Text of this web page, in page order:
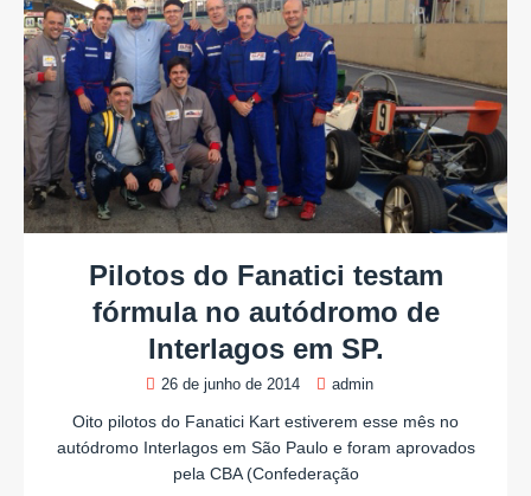
Pilotos do Fanatici testam
fórmula no autódromo de
Interlagos em SP.
26 de junho de 2014 admin
Oito pilotos do Fanatici Kart estiverem esse mês no
autódromo Interlagos em São Paulo e foram aprovados
pela CBA (Confederação